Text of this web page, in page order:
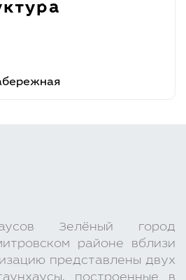
Зелёный город
районе вблизи
представлены двух